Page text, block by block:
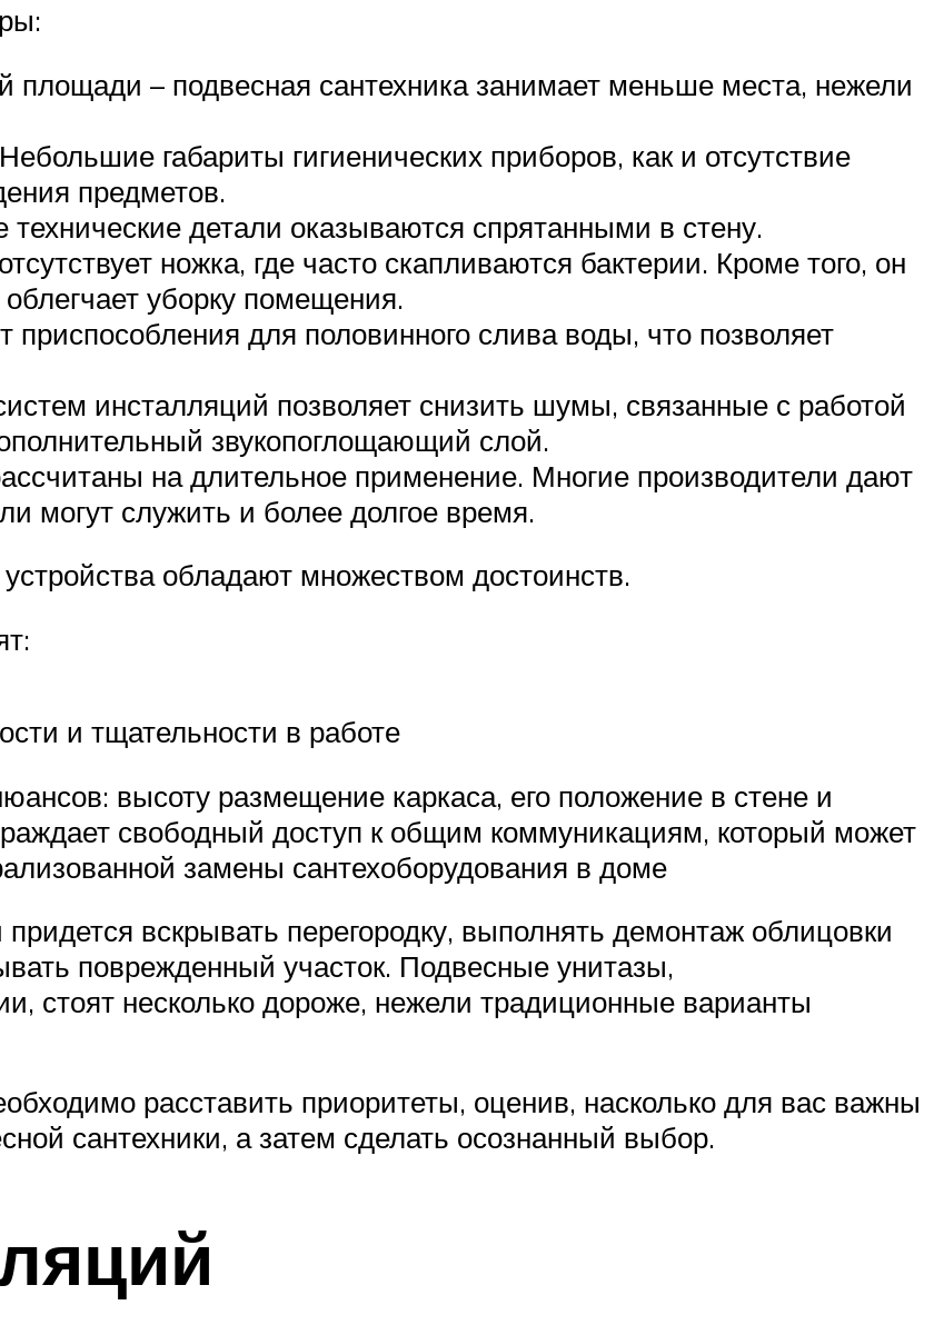
площади – подвесная сантехника занимает меньше места, нежели
габариты гигиенических приборов, как и отсутствие
предметов.
технические детали оказываются спрятанными в стену.
ножка, где часто скапливаются бактерии. Кроме того, он
уборку помещения.
для половинного слива воды, что позволяет
инсталляций позволяет снизить шумы, связанные с работой
звукопоглощающий слой.
на длительное применение. Многие производители дают
могут служить и более долгое время.
обладают множеством достоинств.
и тщательности в работе
высоту размещение каркаса, его положение в стене и
свободный доступ к общим коммуникациям, который может
замены сантехоборудования в доме
вскрывать перегородку, выполнять демонтаж облицовки
поврежденный участок. Подвесные унитазы,
стоят несколько дороже, нежели традиционные варианты
расставить приоритеты, оценив, насколько для вас важны
сантехники, а затем сделать осознанный выбор.